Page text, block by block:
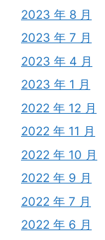
2023 年 8 月
2023 年 7 月
2023 年 4 月
2023 年 1 月
2022 年 12 月
2022 年 11 月
2022 年 10 月
2022 年 9 月
2022 年 7 月
2022 年 6 月